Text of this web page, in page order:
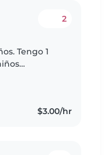
2
Tengo 1
$3.00/hr